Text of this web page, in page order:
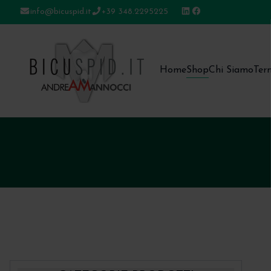
info@bicuspid.it +39 348.2295225
HomeShopChi Siamo